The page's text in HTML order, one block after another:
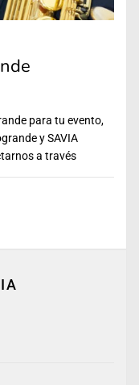
para tu evento,
y SAVIA
a través